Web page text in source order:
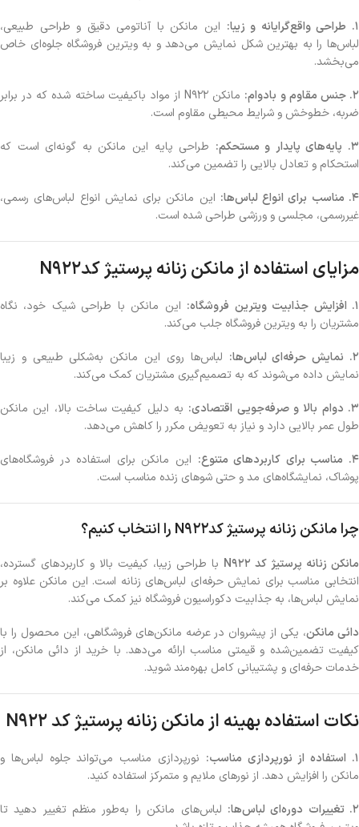
1. طراحی واقع‌گرایانه و زیبا:
این مانکن با آناتومی دقیق و طراحی طبیعی،
لباس‌ها را به بهترین شکل نمایش می‌دهد و به ویترین فروشگاه جلوه‌ای خاص
می‌بخشد.
2. جنس مقاوم و بادوام:
مانکن N922 از مواد باکیفیت ساخته شده که در برابر
ضربه، خط‌وخش و شرایط محیطی مقاوم است.
3. پایه‌های پایدار و مستحکم:
طراحی پایه این مانکن به گونه‌ای است که
استحکام و تعادل بالایی را تضمین می‌کند.
4. مناسب برای انواع لباس‌ها:
این مانکن برای نمایش انواع لباس‌های رسمی،
غیررسمی، مجلسی و ورزشی طراحی شده است.
مزایای استفاده از مانکن زنانه پرستیژ کدN922
1. افزایش جذابیت ویترین فروشگاه:
این مانکن با طراحی شیک خود، نگاه
مشتریان را به ویترین فروشگاه جلب می‌کند.
2. نمایش حرفه‌ای لباس‌ها:
لباس‌ها روی این مانکن به‌شکلی طبیعی و زیبا
نمایش داده می‌شوند که به تصمیم‌گیری مشتریان کمک می‌کند.
3. دوام بالا و صرفه‌جویی اقتصادی:
به دلیل کیفیت ساخت بالا، این مانکن
طول عمر بالایی دارد و نیاز به تعویض مکرر را کاهش می‌دهد.
4. مناسب برای کاربردهای متنوع:
این مانکن برای استفاده در فروشگاه‌های
پوشاک، نمایشگاه‌های مد و حتی شوهای زنده مناسب است.
چرا مانکن زنانه پرستیژ کدN922 را انتخاب کنیم؟
مانکن زنانه پرستیژ کد N922
با طراحی زیبا، کیفیت بالا و کاربردهای گسترده،
انتخابی مناسب برای نمایش حرفه‌ای لباس‌های زنانه است. این مانکن علاوه بر
نمایش لباس‌ها، به جذابیت دکوراسیون فروشگاه نیز کمک می‌کند.
دائی مانکن، یکی از پیشروان در عرضه مانکن‌های فروشگاهی، این محصول را با
کیفیت تضمین‌شده و قیمتی مناسب ارائه می‌دهد. با خرید از دائی مانکن، از
خدمات حرفه‌ای و پشتیبانی کامل بهره‌مند شوید.
نکات استفاده بهینه از مانکن زنانه پرستیژ کد N922
1. استفاده از نورپردازی مناسب:
نورپردازی مناسب می‌تواند جلوه لباس‌ها و
مانکن را افزایش دهد. از نورهای ملایم و متمرکز استفاده کنید.
2. تغییرات دوره‌ای لباس‌ها:
لباس‌های مانکن را به‌طور منظم تغییر دهید تا